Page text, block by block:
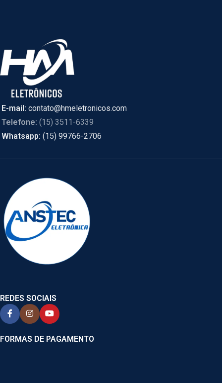
E-mail: contato@hmeletronicos.com
Telefone: (15) 3511-6339
Whatsapp: (15) 99766-2706
REDES SOCIAIS
FORMAS DE PAGAMENTO